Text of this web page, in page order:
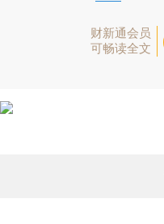
财新通会员
可畅读全文